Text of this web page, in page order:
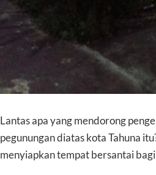
Lantas apa yang mendorong
pegunungan diatas kota Tahuna
menyiapkan tempat bersantai